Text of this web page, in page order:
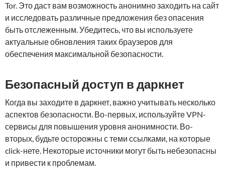
Tor. Это даст вам возможность анонимно заходить на сайт
и исследовать различные предложения без опасения
быть отслеженным. Убедитесь, что вы используете
актуальные обновления таких браузеров для
обеспечения максимальной безопасности.
Безопасный доступ в даркнет
Когда вы заходите в даркнет, важно учитывать несколько
аспектов безопасности. Во-первых, используйте VPN-
сервисы для повышения уровня анонимности. Во-
вторых, будьте осторожны с теми ссылками, на которые
click-нете. Некоторые источники могут быть небезопасны
и привести к проблемам.